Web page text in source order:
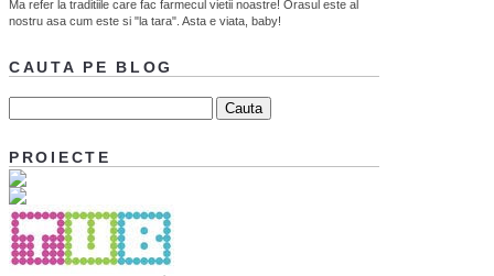
Ma refer la traditiile care fac farmecul vietii noastre! Orasul este al
nostru asa cum este si "la tara". Asta e viata, baby!
CAUTA PE BLOG
PROIECTE